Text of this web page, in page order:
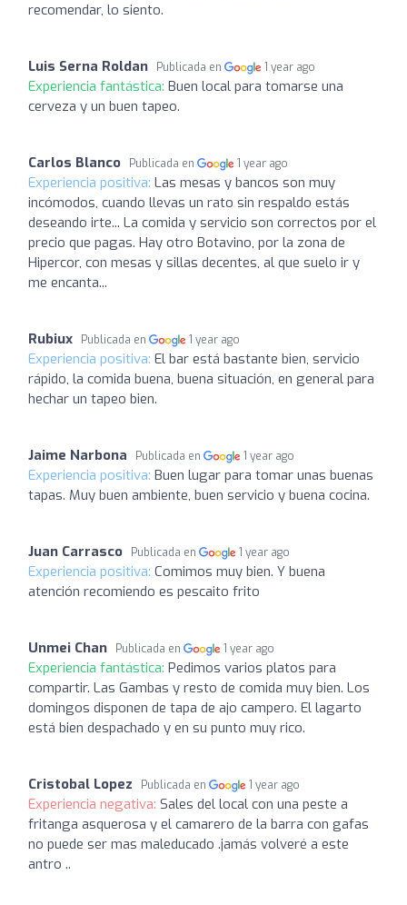
recomendar, lo siento.
Luis Serna Roldan Publicada en 1 year ago
Experiencia fantástica: Buen local para tomarse una
cerveza y un buen tapeo.
Carlos Blanco Publicada en 1 year ago
Experiencia positiva: Las mesas y bancos son muy
incómodos, cuando llevas un rato sin respaldo estás
deseando irte... La comida y servicio son correctos por el
precio que pagas. Hay otro Botavino, por la zona de
Hipercor, con mesas y sillas decentes, al que suelo ir y
me encanta...
Rubiux Publicada en 1 year ago
Experiencia positiva: El bar está bastante bien, servicio
rápido, la comida buena, buena situación, en general para
hechar un tapeo bien.
Jaime Narbona Publicada en 1 year ago
Experiencia positiva: Buen lugar para tomar unas buenas
tapas. Muy buen ambiente, buen servicio y buena cocina.
Juan Carrasco Publicada en 1 year ago
Experiencia positiva: Comimos muy bien. Y buena
atención recomiendo es pescaito frito
Unmei Chan Publicada en 1 year ago
Experiencia fantástica: Pedimos varios platos para
compartir. Las Gambas y resto de comida muy bien. Los
domingos disponen de tapa de ajo campero. El lagarto
está bien despachado y en su punto muy rico.
Cristobal Lopez Publicada en 1 year ago
Experiencia negativa: Sales del local con una peste a
fritanga asquerosa y el camarero de la barra con gafas
no puede ser mas maleducado .jamás volveré a este
antro ..